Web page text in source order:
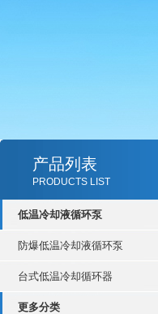
产品列表
PRODUCTS LIST
低温冷却液循环泵
防爆低温冷却液循环泵
台式低温冷却循环器
更多分类